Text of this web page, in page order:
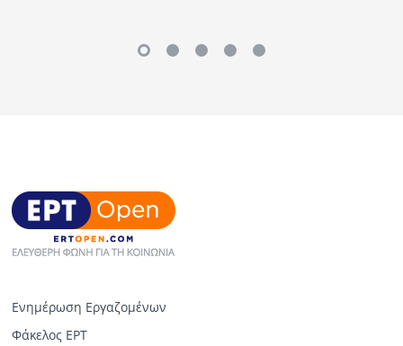
Ενημέρωση Εργαζομένων
Φάκελος ΕΡΤ